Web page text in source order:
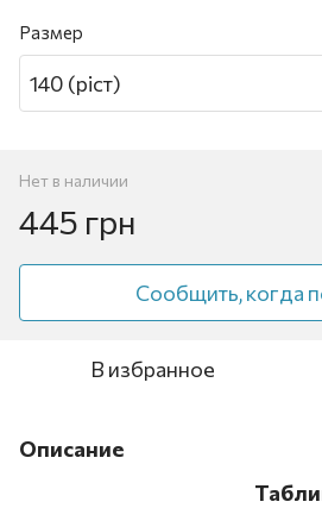
Размер
140 (ріст)
Нет в наличии
445 грн
Сообщить, когда
В избранное
Описание
Таблица